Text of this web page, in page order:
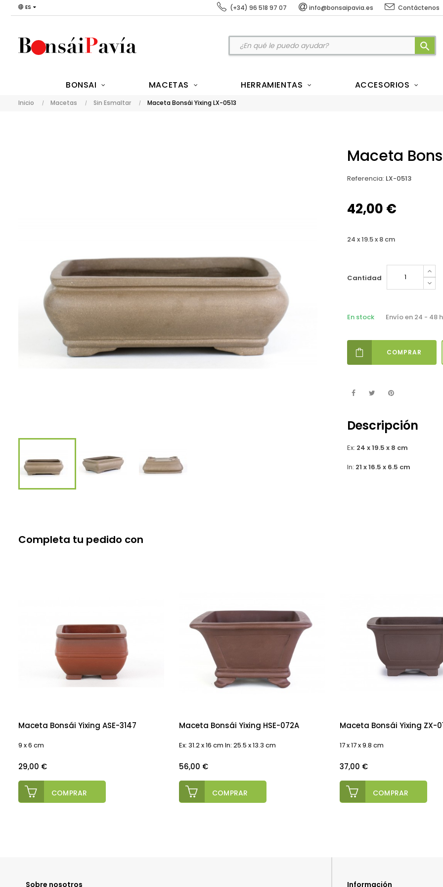
ES (+34) 96 518 97 07 info@bonsaipavia.es Contáctenos
search
BONSAI MACETAS HERRAMIENTAS ACCESORIOS
Inicio Macetas Sin Esmaltar Maceta Bonsái Yixing LX-0513
Maceta
Referencia: LX-0513
42,00 €
24 x 19.5 x 8 cm
Cantidad
En stock Envío en 24 - 48
COMPRAR
Descripción
Ex: 24 x 19.5 x 8 cm
In: 21 x 16.5 x 6.5 cm
Completa tu pedido con
Maceta Bonsái Yixing ASE-3147
9 x 6 cm
Precio
29,00 €
COMPRAR
Maceta Bonsái Yixing HSE-072A
Ex: 31.2 x 16 cm In: 25.5 x 13.3 cm
Precio
56,00 €
COMPRAR
Maceta Bonsái Yixing ZX-
17 x 17 x 9.8 cm
Precio
37,00 €
COMPRAR
Sobre nosotros Información